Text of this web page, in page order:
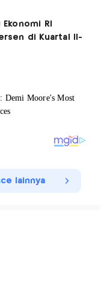
RI
di Kuartal II-
lainnya